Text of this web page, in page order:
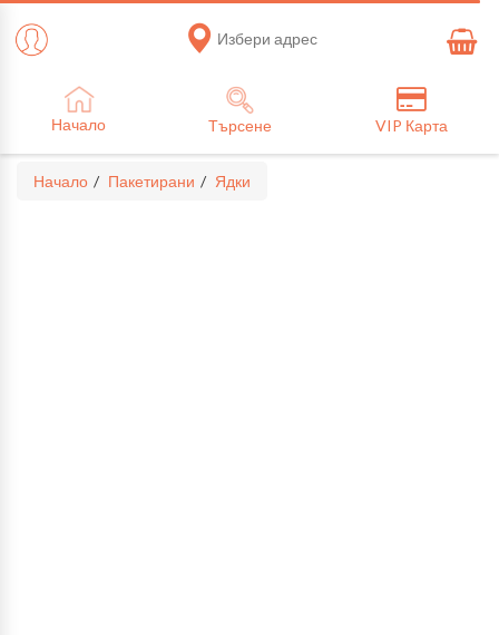
Избери адрес
Начало Търсене VIP Карта
Начало Пакетирани Ядки